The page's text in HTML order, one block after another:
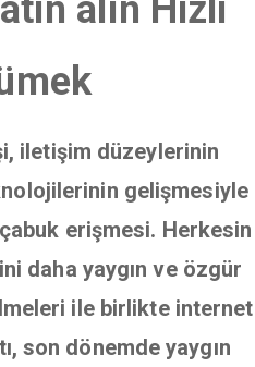
alin Hızlı
iletişim düzeylerinin
gelişmesiyle
erişmesi. Herkesin
daha yaygın ve özgür
ile birlikte internet
son dönemde yaygın